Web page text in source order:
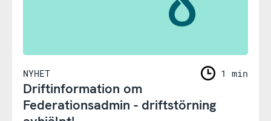
NYHET 1 min
Driftinformation om
Federationsadmin - driftstörning